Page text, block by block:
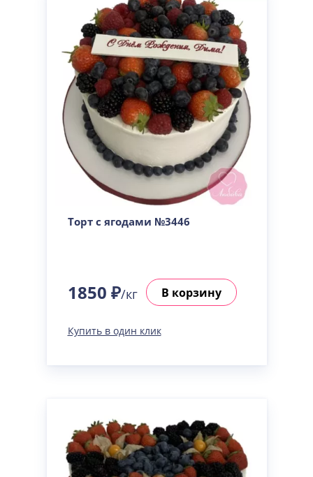
Торт с ягодами №3446
1850 ₽/кг В корзину
Купить в один клик